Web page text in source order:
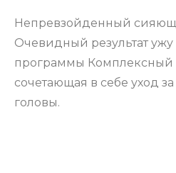
Непревзойденный
Очевидный результат
программы Комплексный
сочетающая в себе уход
головы.